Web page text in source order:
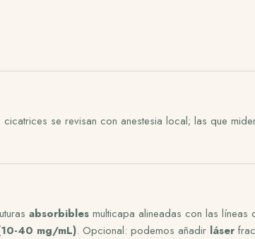
se revisan con anestesia local; las que
absorbibles multicapa alineadas con las
40 mg/mL). Opcional: podemos añadir láser